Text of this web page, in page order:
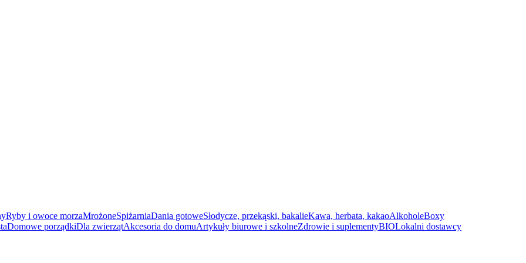
Ryby i owoce morzaMrożoneSpiżarniaDania gotoweSłodycze, przekąski, bakalieKawa, herbata, kakaoAlkoholeBoxy
Domowe porządkiDla zwierzątAkcesoria do domuArtykuły biurowe i szkolneZdrowie i suplementyBIOLokalni dostawcy